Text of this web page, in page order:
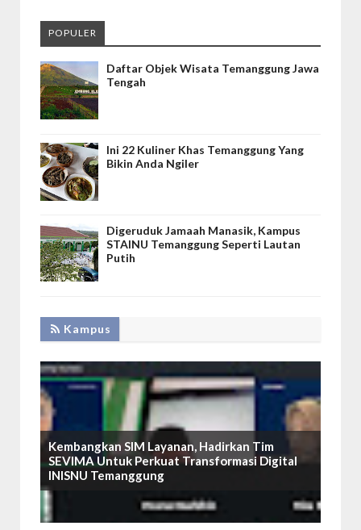
POPULER
Daftar Objek Wisata Temanggung Jawa
Tengah
Ini 22 Kuliner Khas Temanggung Yang
Bikin Anda Ngiler
Digeruduk Jamaah Manasik, Kampus
STAINU Temanggung Seperti Lautan
Putih
Kampus
Kembangkan SIM Layanan, Hadirkan Tim
SEVIMA Untuk Perkuat Transformasi Digital
INISNU Temanggung